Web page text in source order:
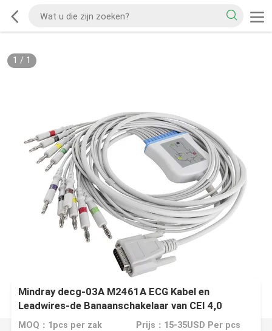
1 / 1
Mindray decg-03A M2461A ECG Kabel en
Leadwires-de Banaanschakelaar van CEI 4,0
MOQ：1pcs per zak Prijs：15-35USD Per pcs